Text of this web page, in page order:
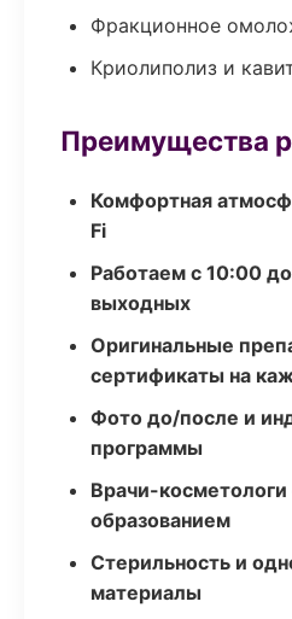
Фракционное
Криолиполиз и
Преимущества
Комфортная
Fi
Работаем с 10:00
выходных
Оригинальные
сертификаты на
Фото до/после и
программы
Врачи-
образованием
Стерильность и
материалы